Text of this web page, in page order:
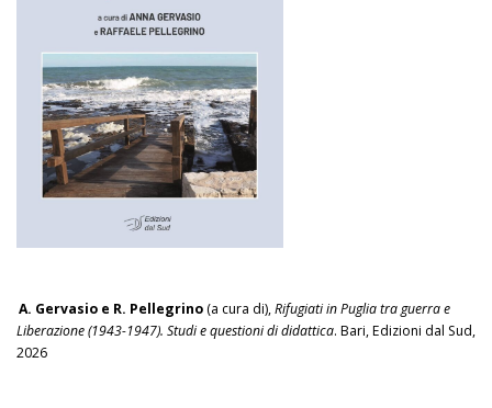
A. Gervasio e R. Pellegrino (a cura di),Rifugiati in Puglia tra guerra e
Liberazione (1943-1947). Studi e questioni di didattica. Bari, Edizioni dal Sud,
2026